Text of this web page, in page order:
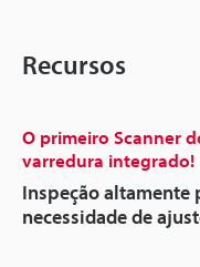
Recursos
O primeiro Scanner
varredura integrado!
Inspeção altamente
necessidade de